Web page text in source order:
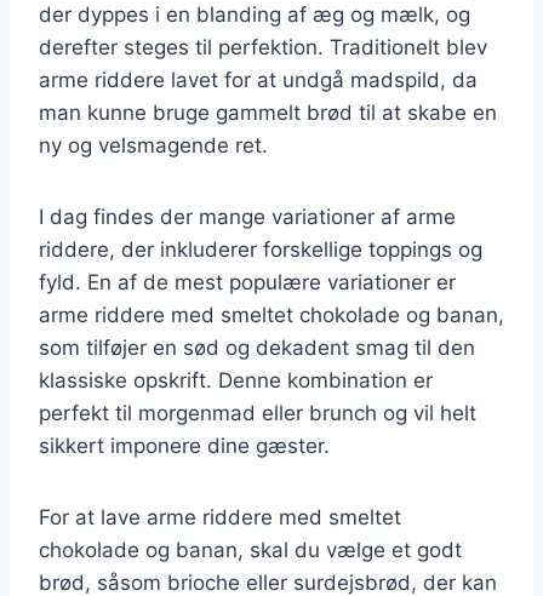
der dyppes i en blanding af æg og mælk, og
derefter steges til perfektion. Traditionelt blev
arme riddere lavet for at undgå madspild, da
man kunne bruge gammelt brød til at skabe en
ny og velsmagende ret.
I dag findes der mange variationer af arme
riddere, der inkluderer forskellige toppings og
fyld. En af de mest populære variationer er
arme riddere med smeltet chokolade og banan,
som tilføjer en sød og dekadent smag til den
klassiske opskrift. Denne kombination er
perfekt til morgenmad eller brunch og vil helt
sikkert imponere dine gæster.
For at lave arme riddere med smeltet
chokolade og banan, skal du vælge et godt
brød, såsom brioche eller surdejsbrød, der kan